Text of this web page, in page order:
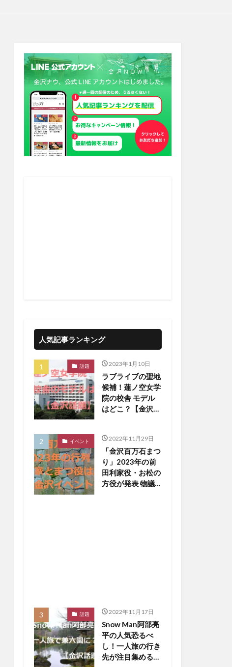
人気記事ランキング
話題 2023年1月10日
ラブライブの聖地
候補！蓮ノ空女学
院の校舎 モデル
はどこ？【金沢話
イベント 2022年11月29日
「金沢百万石まつ
り」2023年の前
田利家役・お松の
方役が発表 物議
話題 2022年11月17日
Snow Man阿部亮
平の人気恐るべ
し！一人旅の行き
先が注目集める